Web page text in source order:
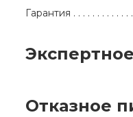
Гарантия
Отказное